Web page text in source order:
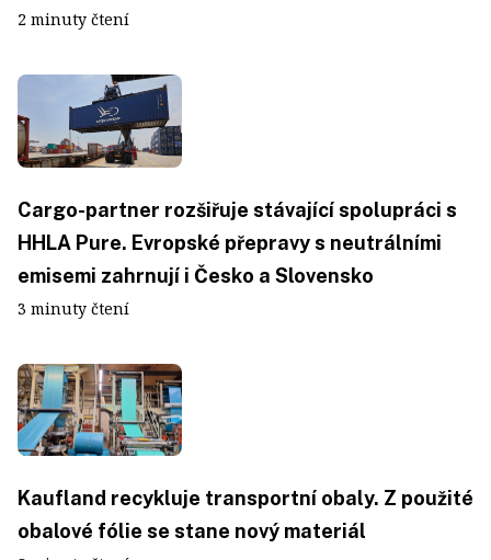
2 minuty čtení
Cargo-partner rozšiřuje stávající spolupráci s
HHLA Pure. Evropské přepravy s neutrálními
emisemi zahrnují i Česko a Slovensko
3 minuty čtení
Kaufland recykluje transportní obaly. Z použité
obalové fólie se stane nový materiál